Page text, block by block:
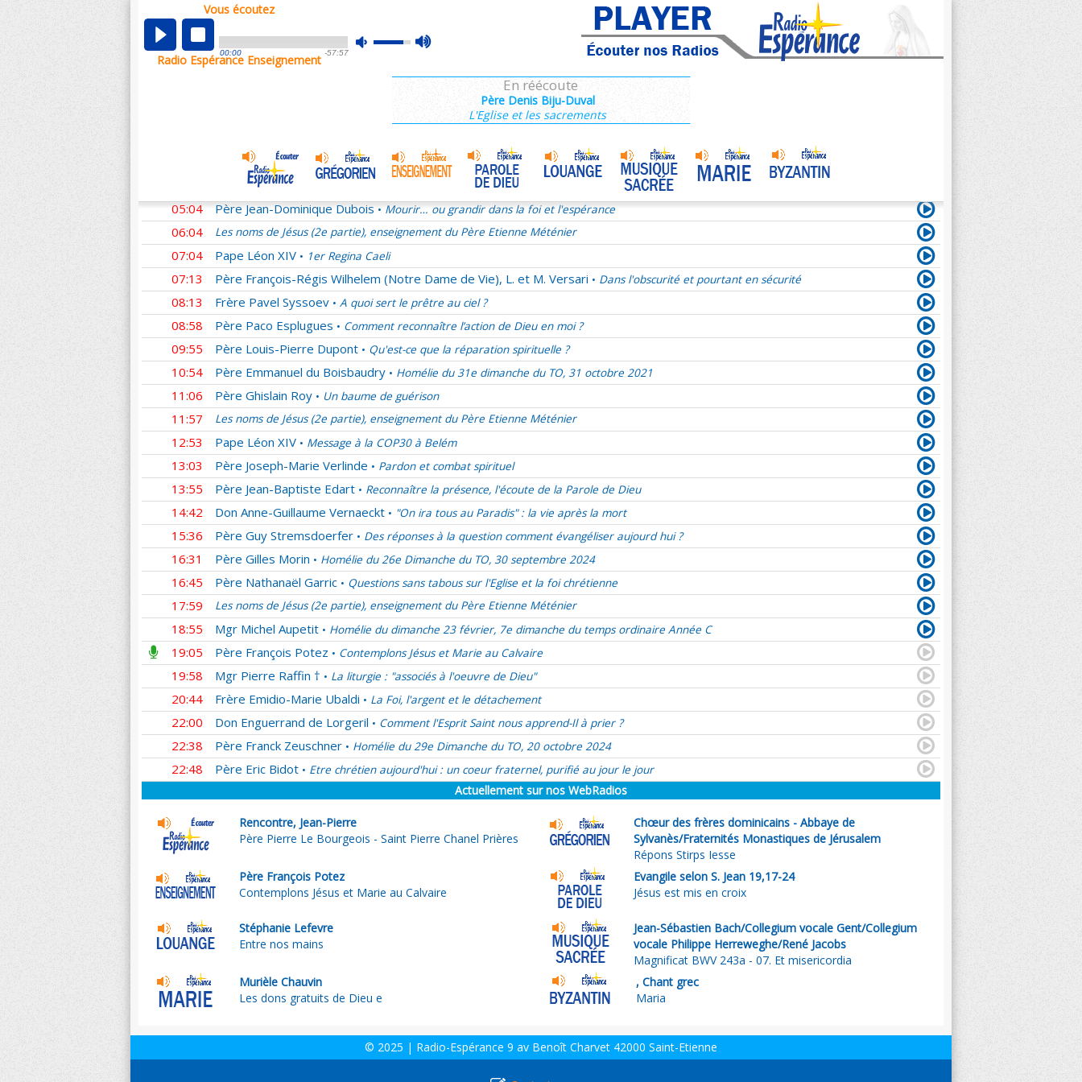
Vous écoutez
mute
max
00:00 -57:57
Radio Espérance Enseignement
En réécoute
Père Denis Biju-Duval
L'Eglise et les sacrements
00:01
00:59 Didier • Homélies du Pape François 28/68
01:27 Père Matthieu Dauchez
Après 2013, quel projet pour les chrétiens ?
L'Eucharistie chez les pères de l'Eglise
Père Alexandre Legay Homélie du samedi 29 novembre 2025
Père Christophe Hadevis
05:04 Père Jean-Dominique Dubois • Mourir… ou grandir dans la foi et l'espérance
06:04 Les noms de Jésus (2e partie), enseignement du Père Etienne Méténier
07:04 Pape Léon XIV • 1er Regina Caeli
07:13 Père François-Régis Wilhelem (Notre Dame de Vie), L. et M. Versari • Dans l'obscurité et pourtant en sécurité
08:13 Frère Pavel Syssoev • A quoi sert le prêtre au ciel ?
08:58 Père Paco Esplugues • Comment reconnaître l’action de Dieu en moi ?
09:55 Père Louis-Pierre Dupont • Qu'est-ce que la réparation spirituelle ?
10:54 Père Emmanuel du Boisbaudry • Homélie du 31e dimanche du TO, 31 octobre 2021
11:06 Père Ghislain Roy • Un baume de guérison
11:57 Les noms de Jésus (2e partie), enseignement du Père Etienne Méténier
12:53 Pape Léon XIV • Message à la COP30 à Belém
13:03 Père Joseph-Marie Verlinde • Pardon et combat spirituel
13:55 Père Jean-Baptiste Edart • Reconnaître la présence, l'écoute de la Parole de Dieu
14:42 Don Anne-Guillaume Vernaeckt • "On ira tous au Paradis" : la vie après la mort
15:36 Père Guy Stremsdoerfer • Des réponses à la question comment évangéliser aujourd hui ?
16:31 Père Gilles Morin • Homélie du 26e Dimanche du TO, 30 septembre 2024
16:45 Père Nathanaël Garric • Questions sans tabous sur l'Eglise et la foi chrétienne
17:59 Les noms de Jésus (2e partie), enseignement du Père Etienne Méténier
18:55 Mgr Michel Aupetit • Homélie du dimanche 23 février, 7e dimanche du temps ordinaire Année C
19:05 Père François Potez • Contemplons Jésus et Marie au Calvaire
19:58 Mgr Pierre Raffin † • La liturgie : "associés à l'oeuvre de Dieu"
20:44 Frère Emidio-Marie Ubaldi • La Foi, l'argent et le détachement
22:00 Don Enguerrand de Lorgeril • Comment l'Esprit Saint nous apprend-Il à prier ?
22:38 Père Franck Zeuschner • Homélie du 29e Dimanche du TO, 20 octobre 2024
22:48 Père Eric Bidot • Etre chrétien aujourd'hui : un coeur fraternel, purifié au jour le jour
Actuellement sur nos WebRadios
Rencontre, Jean-Pierre
Père Pierre Le Bourgeois - Saint Pierre Chanel Prières
Chœur des frères dominicains - Abbaye de
Sylvanès/Fraternités Monastiques de Jérusalem
Répons Stirps Iesse
Père François Potez
Contemplons Jésus et Marie au Calvaire
Evangile selon S. Jean 19,17-24
Jésus est mis en croix
Stéphanie Lefevre
Entre nos mains
Jean-Sébastien Bach/Collegium vocale Gent/Collegium
vocale Philippe Herreweghe/René Jacobs
Magnificat BWV 243a - 07. Et misericordia
Murièle Chauvin
Les dons gratuits de Dieu e
, Chant grec
Maria
© 2025 | Radio-Espérance 9 av Benoît Charvet 42000 Saint-Etienne